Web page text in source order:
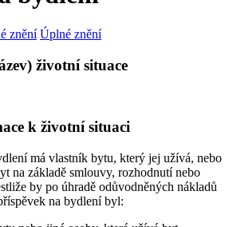
znění Úplné znění
životní situace
k životní situaci
má vlastník bytu, který jej užívá, nebo
na základě smlouvy, rozhodnutí nebo
by po úhradě odůvodněných nákladů
na bydlení byl: